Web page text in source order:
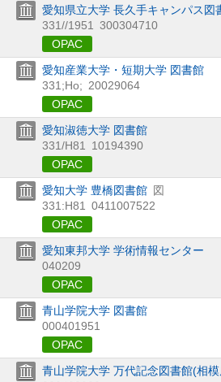
愛知県立大学 長久手キャンパス図
331//1951
300304710
OPAC
愛知産業大学・短期大学 図書館
331;Ho; 20029064
OPAC
愛知淑徳大学 図書館
331/H81
10194390
OPAC
愛知大学 豊橋図書館 図
331:H81
0411007522
OPAC
愛知東邦大学 学術情報センター
040209
OPAC
青山学院大学 図書館
000401951
OPAC
青山学院大学 万代記念図書館(相